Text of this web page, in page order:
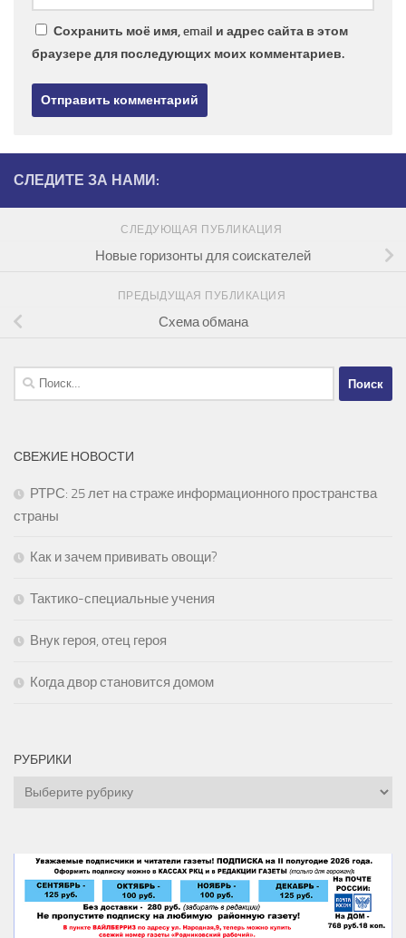
Сохранить моё имя, email и адрес сайта в этом
браузере для последующих моих комментариев.
СЛЕДИТЕ ЗА НАМИ:
СЛЕДУЮЩАЯ ПУБЛИКАЦИЯ
Новые горизонты для соискателей
ПРЕДЫДУЩАЯ ПУБЛИКАЦИЯ
Схема обмана
Найти:
СВЕЖИЕ НОВОСТИ
РТРС: 25 лет на страже информационного пространства
страны
Как и зачем прививать овощи?
Тактико-специальные учения
Внук героя, отец героя
Когда двор становится домом
РУБРИКИ
Рубрики